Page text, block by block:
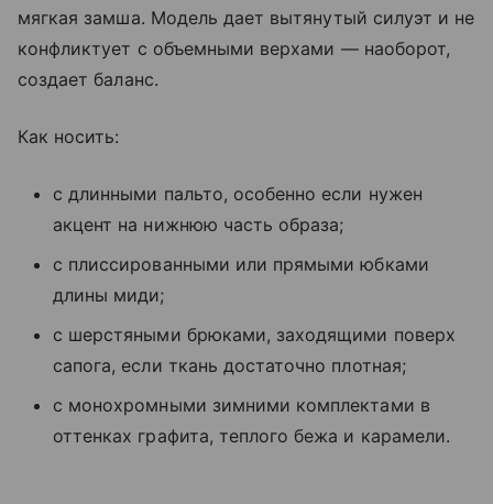
мягкая замша. Модель дает вытянутый силуэт и не
конфликтует с объемными верхами — наоборот,
создает баланс.
Как носить:
с длинными пальто, особенно если нужен
акцент на нижнюю часть образа;
с плиссированными или прямыми юбками
длины миди;
с шерстяными брюками, заходящими поверх
сапога, если ткань достаточно плотная;
с монохромными зимними комплектами в
оттенках графита, теплого бежа и карамели.